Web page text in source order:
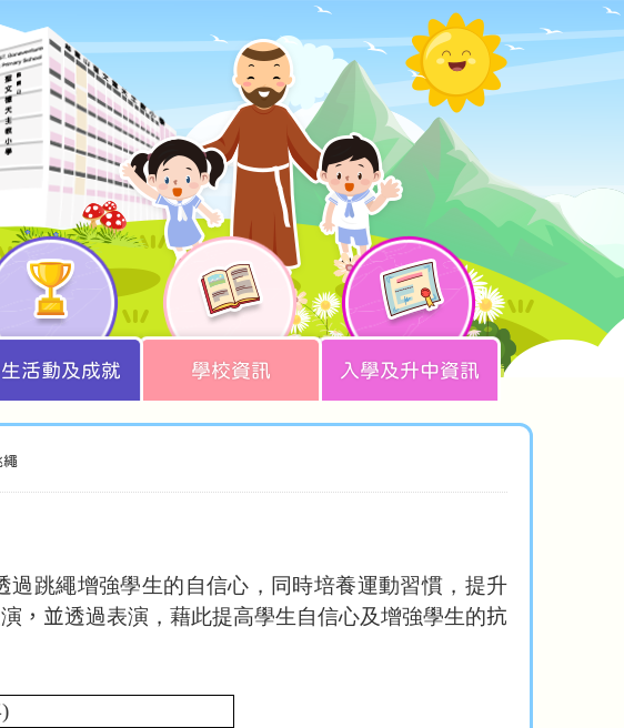
活動及成就 學校資訊 入學及升中資訊
繩
過跳繩增強學生的自信心，同時培養運動習慣，提升
，並透過表演，藉此提高學生自信心及增強學生的抗
)